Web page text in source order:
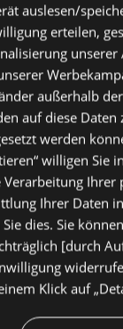
auslesen/
erteilen,
außerhalb
auf diese
werden
willigen Sie
Ihrer
Ihrer Daten
dies. Sie
[durch
Klick auf